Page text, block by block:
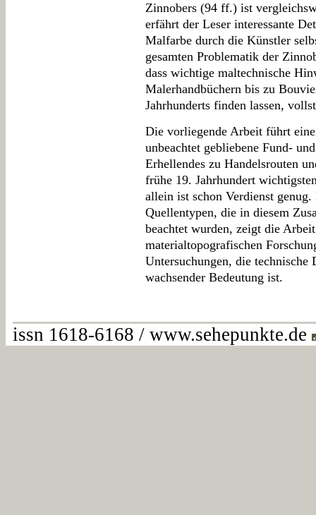
Zinnobers (94 ff.) ist
erfährt der Leser interessante
Malfarbe durch die Künstler
gesamten Problematik der
dass wichtige maltechnische
Malerhandbüchern bis zu
Jahrhunderts finden lassen,
Die vorliegende Arbeit führt
unbeachtet gebliebene Fund-
Erhellendes zu Handelsrouten
frühe 19. Jahrhundert
allein ist schon Verdienst
Quellentypen, die in diesem
beachtet wurden, zeigt die
materialtopografischen
Untersuchungen, die
wachsender Bedeutung ist.
issn 1618-6168 / www.sehepunkte.de